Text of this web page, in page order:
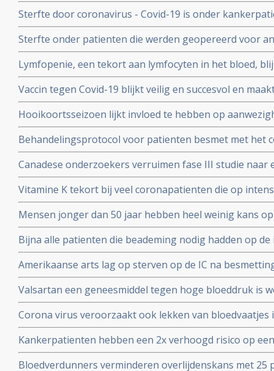
Sterfte door coronavirus - Covid-19 is onder
met mensen zonder kanker maar voor extra risico
bewijs. Blijkt uit grote internationale studie.
Sterfte onder patienten die werden geopereerd voor
beduidend hoger bij mensen die vooraf of binnen een
met het coronavirus - Covid-19 blijkt uit grote
Lymfopenie, een tekort aan lymfocyten in het bloed,
ernst van klachten en sterfterisico bij patienten
19
Vaccin tegen Covid-19 blijkt veilig en succesvol en
van de 108 deelnemers aan Chinese studie
Hooikoortsseizoen lijkt invloed te hebben op
virus (COVID-19) blijkt uit studie van Erasmus MC
Behandelingsprotocol voor patienten besmet met het
combinatie van corticosteroïden, hoge dosis
bloedverdunners blijkt succesvolle aanpak
Canadese onderzoekers verruimen fase III studie
dosis vitamine C bij sepsis met opnemen van patienten
studieprotocol
Vitamine K tekort bij veel coronapatienten die op
en beademing nodig hadden blijkt uit Nederlands
Mensen jonger dan 50 jaar hebben heel weinig kans
met het coronavirus, blijkt uit onderzoek van de
Bijna alle patienten die beademing nodig hadden op
Yorkse ziekenhuizen overleden (88 procent).
waren de belangrijkste factoren
Amerikaanse arts lag op sterven op de IC na
infusen met hoge dosis vitamine C redde zijn leven
Valsartan een geneesmiddel tegen hoge bloeddruk is
het corona virus. Nederlandse onderzoekers aan de
gerandomiseerd onderzoek. ]
Corona virus veroorzaakt ook lekken van
de ACE2-receptoren en maakt dit corona virus nog
onderzoekers aan de Radboud universiteit
Kankerpatienten hebben een 2x verhoogd risico op
virus blijkt uit studie in Wujang. Waarschijnlijk doordat
Bloedverdunners verminderen overlijdenskans met